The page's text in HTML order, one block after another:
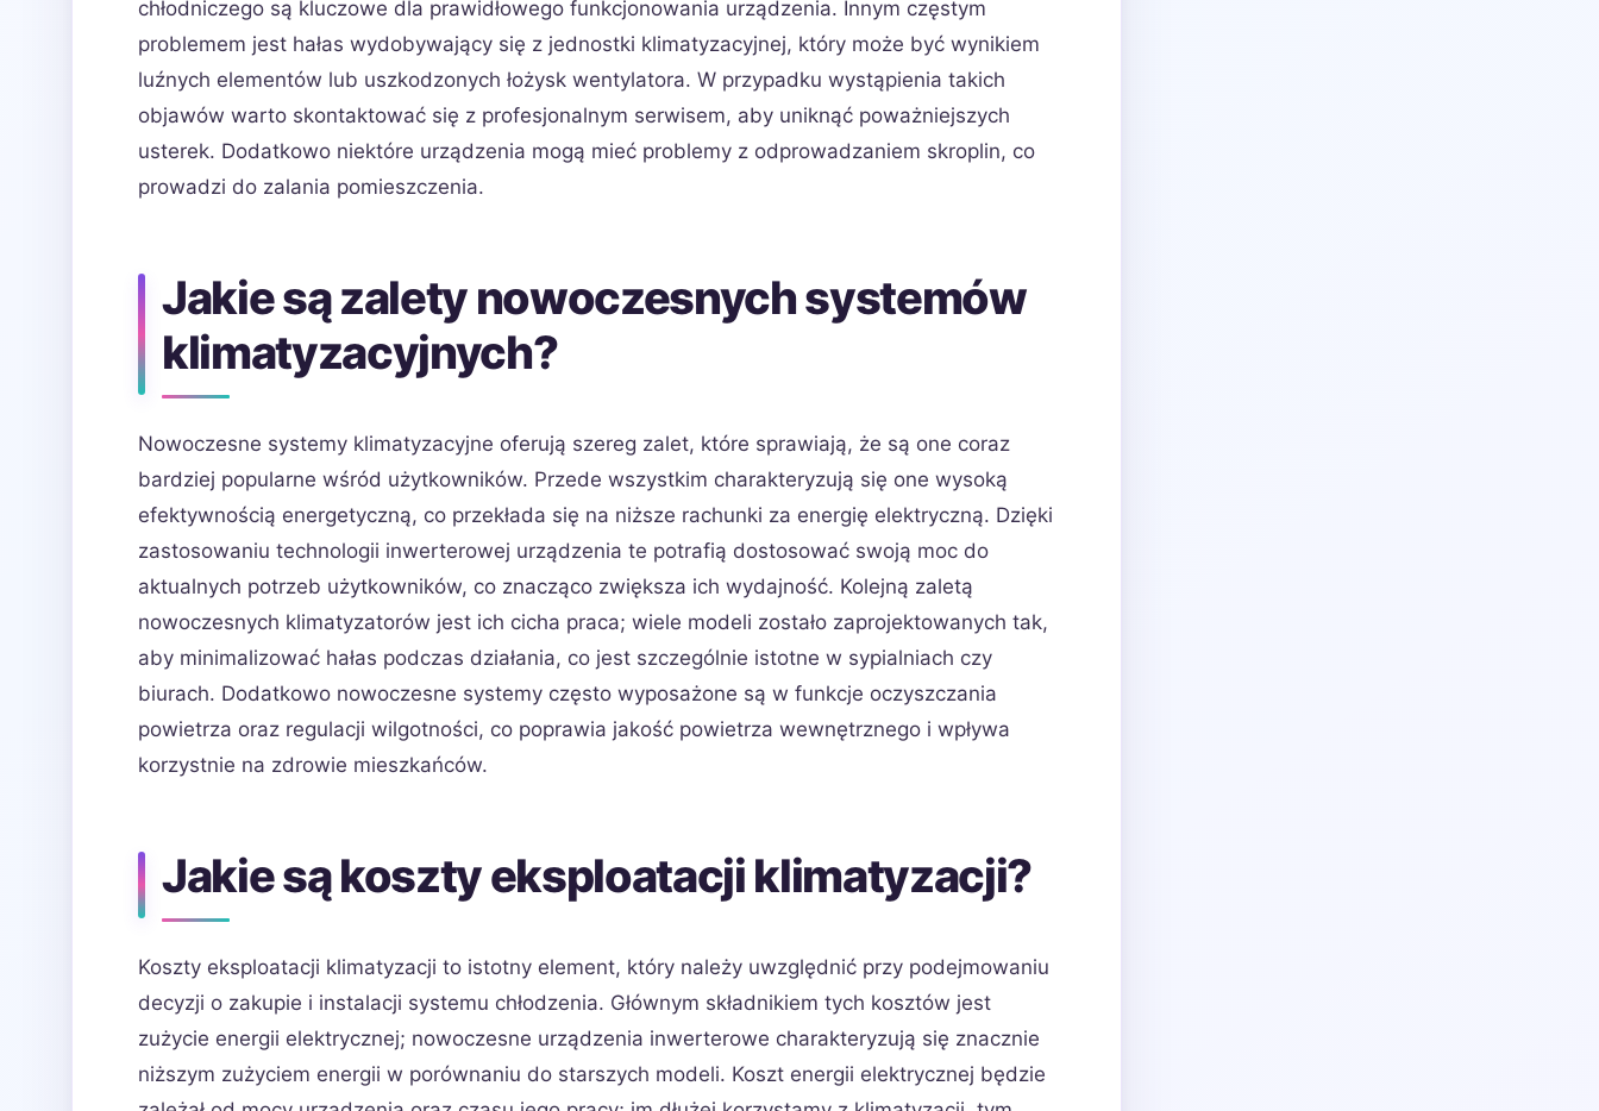
chłodniczego są kluczowe dla prawidłowego funkcjonowania urządzenia. Innym częstym
problemem jest hałas wydobywający się z jednostki klimatyzacyjnej, który może być wynikiem
luźnych elementów lub uszkodzonych łożysk wentylatora. W przypadku wystąpienia takich
objawów warto skontaktować się z profesjonalnym serwisem, aby uniknąć poważniejszych
usterek. Dodatkowo niektóre urządzenia mogą mieć problemy z odprowadzaniem skroplin, co
prowadzi do zalania pomieszczenia.
Jakie są zalety nowoczesnych systemów
klimatyzacyjnych?
Nowoczesne systemy klimatyzacyjne oferują szereg zalet, które sprawiają, że są one coraz
bardziej popularne wśród użytkowników. Przede wszystkim charakteryzują się one wysoką
efektywnością energetyczną, co przekłada się na niższe rachunki za energię elektryczną. Dzięki
zastosowaniu technologii inwerterowej urządzenia te potrafią dostosować swoją moc do
aktualnych potrzeb użytkowników, co znacząco zwiększa ich wydajność. Kolejną zaletą
nowoczesnych klimatyzatorów jest ich cicha praca; wiele modeli zostało zaprojektowanych tak,
aby minimalizować hałas podczas działania, co jest szczególnie istotne w sypialniach czy
biurach. Dodatkowo nowoczesne systemy często wyposażone są w funkcje oczyszczania
powietrza oraz regulacji wilgotności, co poprawia jakość powietrza wewnętrznego i wpływa
korzystnie na zdrowie mieszkańców.
Jakie są koszty eksploatacji klimatyzacji?
Koszty eksploatacji klimatyzacji to istotny element, który należy uwzględnić przy podejmowaniu
decyzji o zakupie i instalacji systemu chłodzenia. Głównym składnikiem tych kosztów jest
zużycie energii elektrycznej; nowoczesne urządzenia inwerterowe charakteryzują się znacznie
niższym zużyciem energii w porównaniu do starszych modeli. Koszt energii elektrycznej będzie